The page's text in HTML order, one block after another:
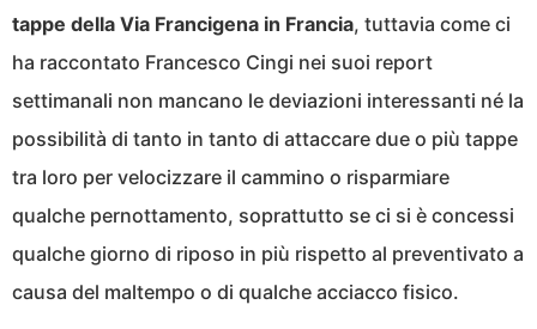
tappe della Via Francigena in Francia, tuttavia come ci
ha raccontato Francesco Cingi nei suoi report
settimanali non mancano le deviazioni interessanti né la
possibilità di tanto in tanto di attaccare due o più tappe
tra loro per velocizzare il cammino o risparmiare
qualche pernottamento, soprattutto se ci si è concessi
qualche giorno di riposo in più rispetto al preventivato a
causa del maltempo o di qualche acciacco fisico.